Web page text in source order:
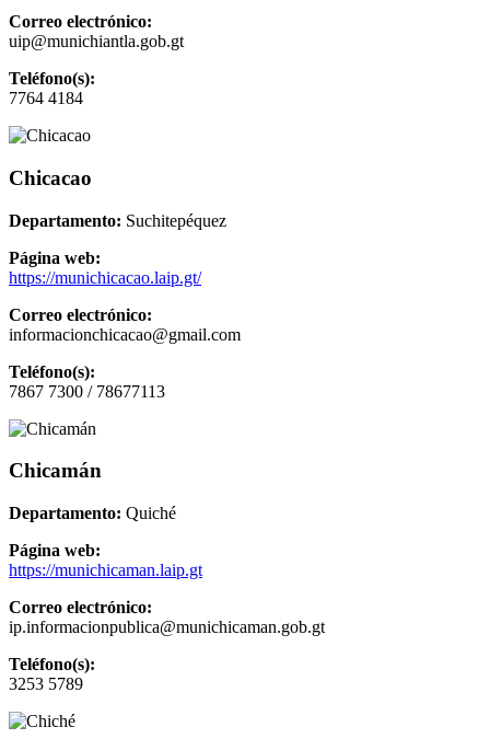
Correo electrónico:
uip@munichiantla.gob.gt
Teléfono(s):
7764 4184
Chicacao
Departamento: Suchitepéquez
Página web:
https://munichicacao.laip.gt/
Correo electrónico:
informacionchicacao@gmail.com
Teléfono(s):
7867 7300 / 78677113
Chicamán
Departamento: Quiché
Página web:
https://munichicaman.laip.gt
Correo electrónico:
ip.informacionpublica@munichicaman.gob.gt
Teléfono(s):
3253 5789